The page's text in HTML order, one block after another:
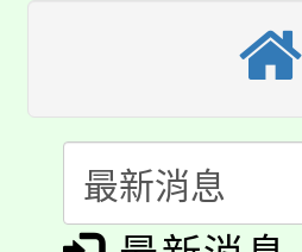
程，歡迎
系所師生報
縣市「校
踴躍報名參
桃園市
「桃園市
展演活動
115年度「
義教育推展
公告本校